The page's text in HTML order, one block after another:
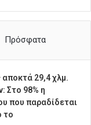
Πρόσφατα
29,4 χλμ.
Στο 98% η
που παραδίδεται
το